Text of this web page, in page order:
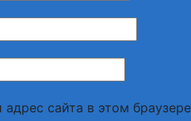
сайта в этом